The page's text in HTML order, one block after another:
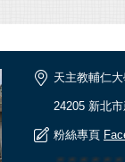
天主教輔仁
24205 新北
粉絲專頁